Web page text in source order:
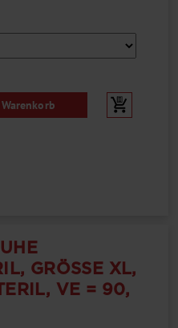
GRÖSSE XL, T
VE = 90, L